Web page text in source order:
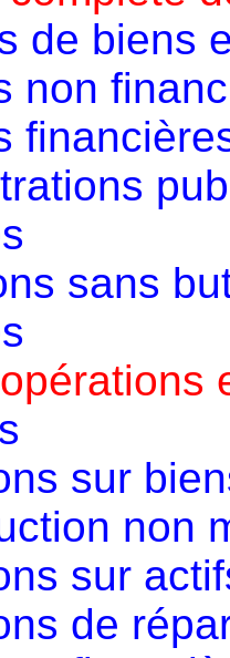
de biens
non
sans
sur
non
sur
de